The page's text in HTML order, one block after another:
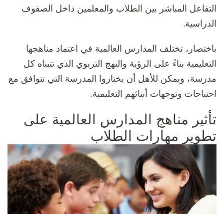
التفاعل المباشر بين الطلاب والمعلمين داخل الصفوف
الدراسية.
باختصار، تختلف المدارس العالمية في اعتماد مناهجها
التعليمية بناءً على الرؤية والنهج التربوي الذي تتبناه كل
مدرسة، ويمكن للأهل أن يختاروا المدرسة التي تتوافق مع
احتياجات وتوجهات أبنائهم التعليمية.
تأثير مناهج المدارس العالمية على
تطوير مهارات الطلاب